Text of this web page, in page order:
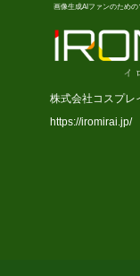
画像生成AIファンのため
株式会社コスプレ
https://iromirai.jp/